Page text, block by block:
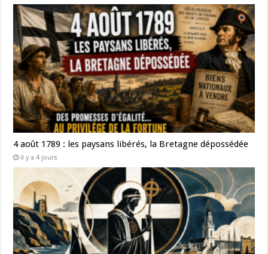
4 août 1789 : les paysans libérés, la Bretagne dépossédée
il y a 4 jours